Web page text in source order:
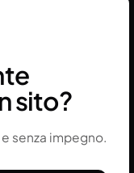
sito?
senza impegno.